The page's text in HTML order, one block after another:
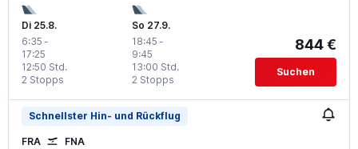
Di 25.8.
6:35 -
17:25
2 Stopps
12:50 Std.
So 27.9.
18:45 -
9:45
2 Stopps
13:00 Std.
844 €
Suchen
Schnellster Hin- und Rückflug
FRA FNA